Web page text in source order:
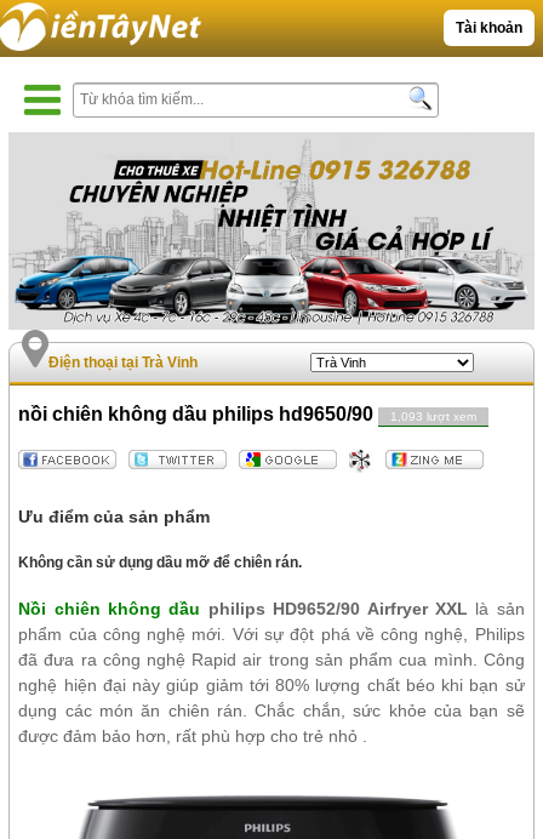
Tài khoản
Điện thoại tại Trà Vinh
nồi chiên không dầu philips hd9650/90 1,093 lượt xem
Ưu điểm của sản phẩm
Không cần sử dụng dầu mỡ để chiên rán.
Nồi chiên không dầu philips HD9652/90 Airfryer XXL là sản
phẩm của công nghệ mới. Với sự đột phá về công nghệ, Philips
đã đưa ra công nghệ Rapid air trong sản phẩm cua mình. Công
nghệ hiện đại này giúp giảm tới 80% lượng chất béo khi bạn sử
dụng các món ăn chiên rán. Chắc chắn, sức khỏe của bạn sẽ
được đảm bảo hơn, rất phù hợp cho trẻ nhỏ .